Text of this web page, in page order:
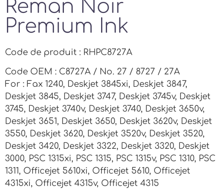
Reman Noir
Premium Ink
Code de produit : RHPC8727A
Code OEM : C8727A / No. 27 / 8727 / 27A
For : Fax 1240, Deskjet 3845xi, Deskjet 3847,
Deskjet 3845, Deskjet 3747, Deskjet 3745v, Deskjet
3745, Deskjet 3740v, Deskjet 3740, Deskjet 3650v,
Deskjet 3651, Deskjet 3650, Deskjet 3620v, Deskjet
3550, Deskjet 3620, Deskjet 3520v, Deskjet 3520,
Deskjet 3420, Deskjet 3322, Deskjet 3320, Deskjet
3000, PSC 1315xi, PSC 1315, PSC 1315v, PSC 1310, PSC
1311, Officejet 5610xi, Officejet 5610, Officejet
4315xi, Officejet 4315v, Officejet 4315